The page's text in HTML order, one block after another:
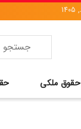
حقوق ملکی